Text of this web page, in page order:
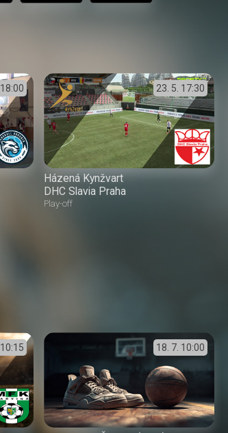
18:00 23. 5. 17:30
Házená Kynžvart
DHC Slavia Praha
Play-off
10:15 18. 7. 10:00